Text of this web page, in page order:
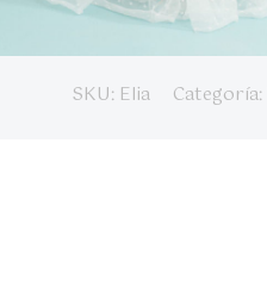
SKU: Elia Categoría: